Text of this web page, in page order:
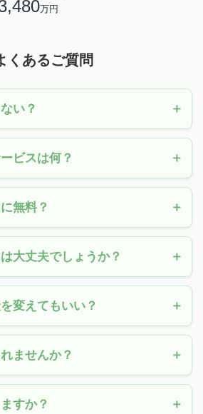
万円
くあるご質問
い？
ビスは何？
無料？
大丈夫でしょうか？
変えてもいい？
ませんか？
すか？